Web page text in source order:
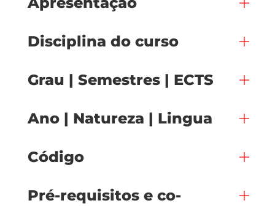
Disciplina do curso
Grau | Semestres | ECTS
Ano | Natureza | Lingua
Código
Pré-requisitos e co-